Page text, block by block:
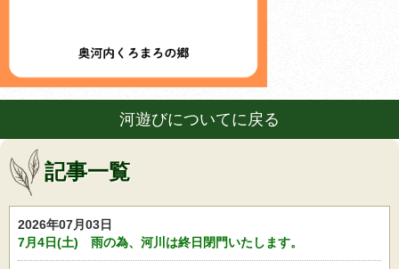
河遊びについてに戻る
記事一覧
2026年07月03日
7月4日(土) 雨の為、河川は終日閉門いたします。